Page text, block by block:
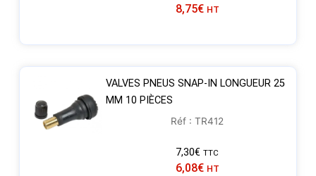
8,75€ HT
VALVES PNEUS SNAP-IN LONGUEUR 25
MM 10 PIÈCES
Réf : TR412
7,30€ TTC
6,08€ HT